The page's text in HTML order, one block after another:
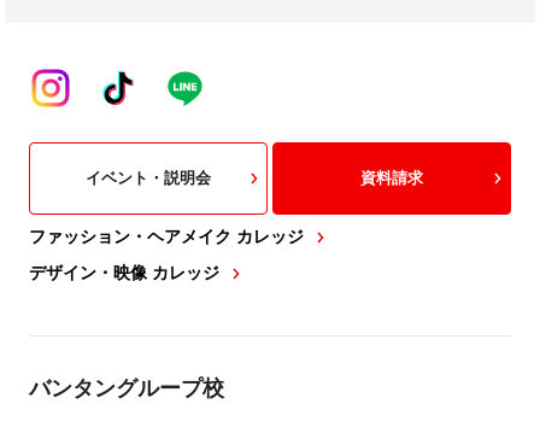
ファッション・ヘアメイク カレッジ
デザイン・映像 カレッジ
イベント・説明会 資料請求
バンタングループ校